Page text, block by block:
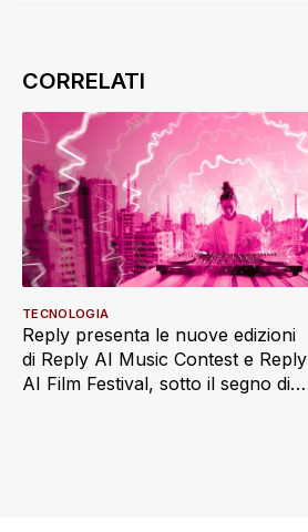
Reply presenta le nuove edizioni
di Reply AI Music Contest e Reply
AI Film Festival, sotto il segno di
TECNOLOGIA